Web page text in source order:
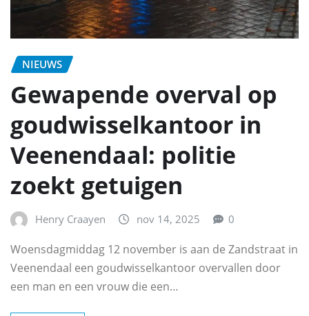
NIEUWS
Gewapende overval op
goudwisselkantoor in
Veenendaal: politie
zoekt getuigen
Henry Craayen nov 14, 2025 0
Woensdagmiddag 12 november is aan de Zandstraat in
Veenendaal een goudwisselkantoor overvallen door
een man en een vrouw die een…